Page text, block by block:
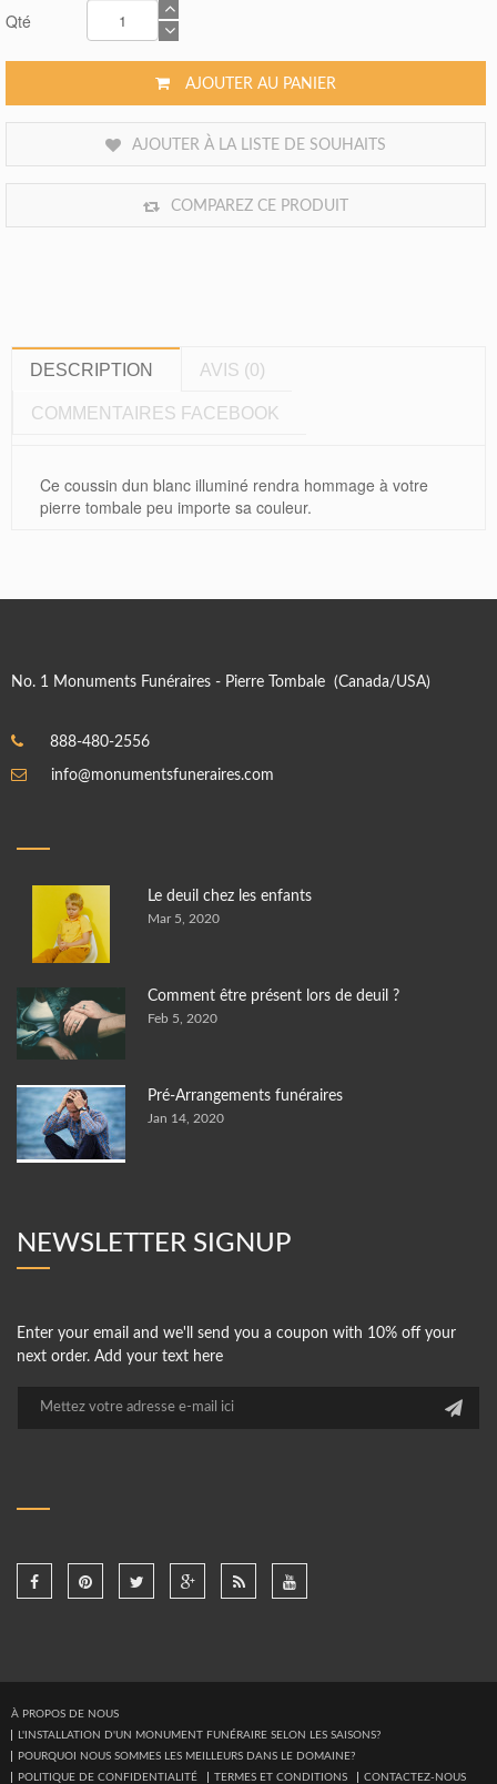
Qté
AJOUTER AU PANIER
AJOUTER À LA LISTE DE SOUHAITS
COMPAREZ CE PRODUIT
DESCRIPTION AVIS (0)
COMMENTAIRES FACEBOOK
Ce coussin dun blanc illuminé rendra hommage à votre
pierre tombale peu importe sa couleur.
No. 1 Monuments Funéraires - Pierre Tombale (Canada/USA)
888-480-2556
info@monumentsfuneraires.com
Le deuil chez les enfants
Mar 5, 2020
Comment être présent lors de deuil ?
Feb 5, 2020
Pré-Arrangements funéraires
Jan 14, 2020
NEWSLETTER SIGNUP
Enter your email and we'll send you a coupon with 10% off your
next order. Add your text here
À PROPOS DE NOUS
L'INSTALLATION D'UN MONUMENT FUNÉRAIRE SELON LES SAISONS?
POURQUOI NOUS SOMMES LES MEILLEURS DANS LE DOMAINE?
POLITIQUE DE CONFIDENTIALITÉ
TERMES ET CONDITIONS CONTACTEZ-NOUS